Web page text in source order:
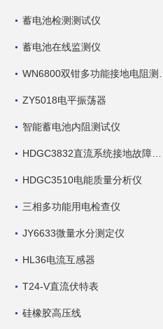
蓄电池检测测试仪
蓄电池在线监测仪
ZY5018电平振荡器
智能蓄电池内阻测试仪
HDGC3510电能质量分析仪
三相多功能用电检查仪
JY6633微量水分测定仪
HL36电流互感器
T24-V直流伏特表
硅橡胶高压线